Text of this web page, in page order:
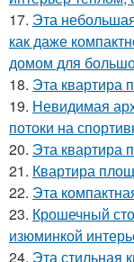
17. Эта
как даже
домом для
18. Эта квартира
19. Невидимая
потоки на
20. Эта квартира
21. Квартира
22. Эта
23. Крошечный
изюминкой
24. Эта стильная